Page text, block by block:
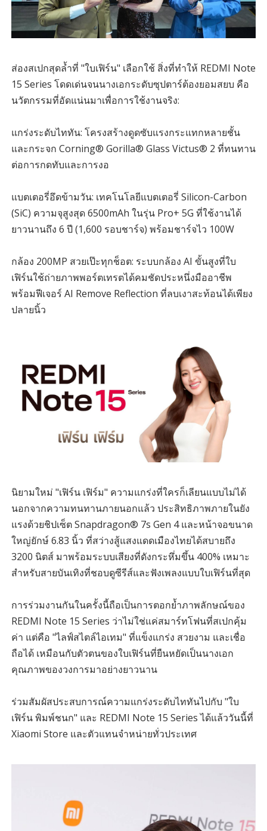
ส่องสเปกสุดล้ำที่ "ใบเฟิร์น" เลือกใช้ สิ่งที่ทำให้ REDMI Note
15 Series โดดเด่นจนนางเอกระดับซุปตาร์ต้องยอมสยบ คือ
นวัตกรรมที่อัดแน่นมาเพื่อการใช้งานจริง:
แกร่งระดับไททัน: โครงสร้างดูดซับแรงกระแทกหลายชั้น
และกระจก Corning® Gorilla® Glass Victus® 2 ที่ทนทาน
ต่อการกดทับและการงอ
แบตเตอรี่อึดข้ามวัน: เทคโนโลยีแบตเตอรี่ Silicon-Carbon
(SiC) ความจุสูงสุด 6500mAh ในรุ่น Pro+ 5G ที่ใช้งานได้
ยาวนานถึง 6 ปี (1,600 รอบชาร์จ) พร้อมชาร์จไว 100W
กล้อง 200MP สวยเป๊ะทุกช็อต: ระบบกล้อง AI ขั้นสูงที่ใบ
เฟิร์นใช้ถ่ายภาพพอร์ตเทรตได้คมชัดประหนึ่งมืออาชีพ
พร้อมฟีเจอร์ AI Remove Reflection ที่ลบเงาสะท้อนได้เพียง
ปลายนิ้ว
นิยามใหม่ "เฟิร์น เฟิร์ม" ความแกร่งที่ใครก็เลียนแบบไม่ได้
นอกจากความทนทานภายนอกแล้ว ประสิทธิภาพภายในยัง
แรงด้วยชิปเซ็ต Snapdragon® 7s Gen 4 และหน้าจอขนาด
ใหญ่ยักษ์ 6.83 นิ้ว ที่สว่างสู้แสงแดดเมืองไทยได้สบายถึง
3200 นิตส์ มาพร้อมระบบเสียงที่ดังกระหึ่มขึ้น 400% เหมาะ
สำหรับสายบันเทิงที่ชอบดูซีรีส์และฟังเพลงแบบใบเฟิร์นที่สุด
การร่วมงานกันในครั้งนี้ถือเป็นการตอกย้ำภาพลักษณ์ของ
REDMI Note 15 Series ว่าไม่ใช่แค่สมาร์ทโฟนที่สเปกคุ้ม
ค่า แต่คือ "ไลฟ์สไตล์ไอเทม" ที่แข็งแกร่ง สวยงาม และเชื่อ
ถือได้ เหมือนกับตัวตนของใบเฟิร์นที่ยืนหยัดเป็นนางเอก
คุณภาพของวงการมาอย่างยาวนาน
ร่วมสัมผัสประสบการณ์ความแกร่งระดับไททันไปกับ "ใบ
เฟิร์น พิมพ์ชนก" และ REDMI Note 15 Series ได้แล้ววันนี้ที่
Xiaomi Store และตัวแทนจำหน่ายทั่วประเทศ